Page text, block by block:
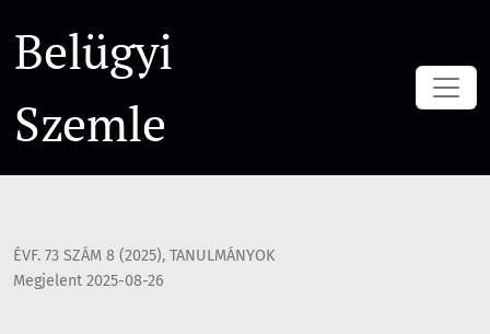
Belügyi
Szemle
ÉVF. 73 SZÁM 8 (2025), TANULMÁNYOK
Megjelent 2025-08-26